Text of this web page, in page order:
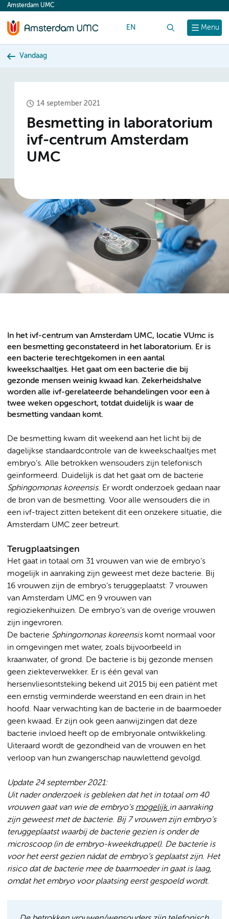
content
Menu
Amsterdam UMC
EN
Vandaag
14 september 2021
Besmetting in laboratorium
ivf-centrum Amsterdam
UMC
In het ivf-centrum van Amsterdam UMC, locatie VUmc is
een besmetting geconstateerd in het laboratorium. Er is
een bacterie terechtgekomen in een aantal
kweekschaaltjes. Het gaat om een bacterie die bij
gezonde mensen weinig kwaad kan. Zekerheidshalve
worden alle ivf-gerelateerde behandelingen voor een à
twee weken opgeschort, totdat duidelijk is waar de
besmetting vandaan komt.
De besmetting kwam dit weekend aan het licht bij de
dagelijkse standaardcontrole van de kweekschaaltjes met
embryo’s. Alle betrokken wensouders zijn telefonisch
geïnformeerd. Duidelijk is dat het gaat om de bacterie
Sphingomonas koreensis. Er wordt onderzoek gedaan naar
de bron van de besmetting. Voor alle wensouders die in
een ivf-traject zitten betekent dit een onzekere situatie, die
Amsterdam UMC zeer betreurt.
Terugplaatsingen
Het gaat in totaal om 31 vrouwen van wie de embryo’s
mogelijk in aanraking zijn geweest met deze bacterie. Bij
16 vrouwen zijn de embryo’s teruggeplaatst: 7 vrouwen
van Amsterdam UMC en 9 vrouwen van
regioziekenhuizen. De embryo’s van de overige vrouwen
zijn ingevroren.
De bacterie Sphingomonas koreensiskomt normaal voor
in omgevingen met water, zoals bijvoorbeeld in
kraanwater, of grond. De bacterie is bij gezonde mensen
geen ziekteverwekker. Er is één geval van
hersenvliesontsteking bekend uit 2015 bij een patiënt met
een ernstig verminderde weerstand en een drain in het
hoofd. Naar verwachting kan de bacterie in de baarmoeder
geen kwaad. Er zijn ook geen aanwijzingen dat deze
bacterie invloed heeft op de embryonale ontwikkeling.
Uiteraard wordt de gezondheid van de vrouwen en het
verloop van hun zwangerschap nauwlettend gevolgd.
Update 24 september 2021:
Uit nader onderzoek is gebleken dat het in totaal om 40
vrouwen gaat van wie de embryo’s mogelijk in aanraking
zijn geweest met de bacterie. Bij 7 vrouwen zijn embryo’s
teruggeplaatst waarbij de bacterie gezien is onder de
microscoop (in de embryo-kweekdruppel). De bacterie is
voor het eerst gezien nádat de embryo’s geplaatst zijn. Het
risico dat de bacterie mee de baarmoeder in gaat is laag,
omdat het embryo voor plaatsing eerst gespoeld wordt.